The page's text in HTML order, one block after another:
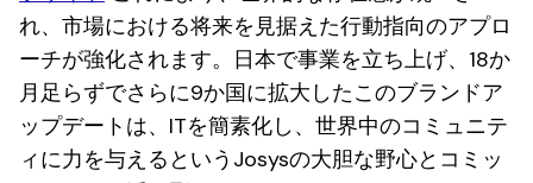
れ、市場における将来を見据えた行動指向のアプロ
ーチが強化されます。日本で事業を立ち上げ、18か
月足らずでさらに9か国に拡大したこのブランドア
ップデートは、ITを簡素化し、世界中のコミュニテ
ィに力を与えるというJosysの大胆な野心とコミッ